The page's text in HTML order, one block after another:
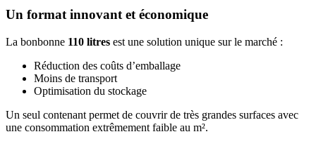
Un format innovant et économique
La bonbonne 110 litres est une solution unique sur le marché :
Réduction des coûts d’emballage
Moins de transport
Optimisation du stockage
Un seul contenant permet de couvrir de très grandes surfaces avec
une consommation extrêmement faible au m².